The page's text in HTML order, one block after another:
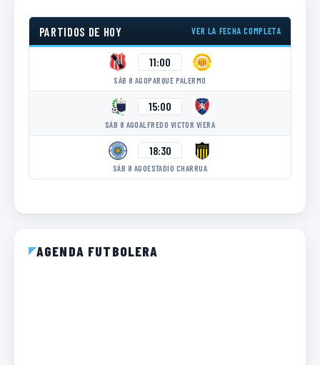
PARTIDOS DE HOY VER LA FECHA COMPLETA
11:00
SÁB 8 AGOPARQUE PALERMO
15:00
SÁB 8 AGOALFREDO VICTOR VIERA
18:30
SÁB 8 AGOESTADIO CHARRUA
AGENDA FUTBOLERA